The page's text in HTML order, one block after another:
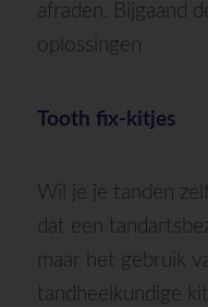
afraden. Bijgaand
oplossingen
Tooth fix-kitjes
Wil je je tanden
dat een
maar het gebruik
tandheelkundige